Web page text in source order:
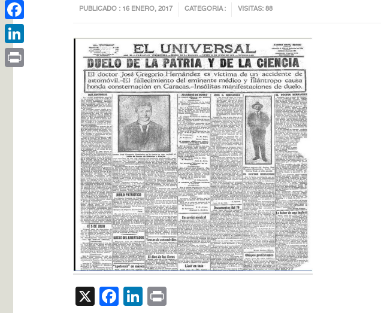
PUBLICADO : 16 ENERO, 2017 CATEGORIA : VISITAS: 88
X Facebook
LinkedIn
X
Facebook
LinkedIn